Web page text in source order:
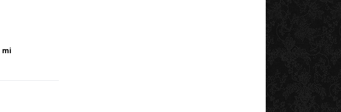
mi